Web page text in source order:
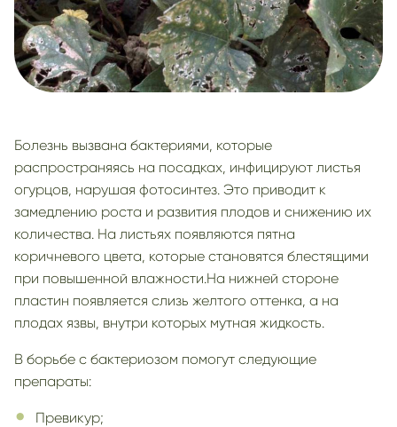
Болезнь вызвана бактериями, которые
распространяясь на посадках, инфицируют листья
огурцов, нарушая фотосинтез. Это приводит к
замедлению роста и развития плодов и снижению их
количества. На листьях появляются пятна
коричневого цвета, которые становятся блестящими
при повышенной влажности.На нижней стороне
пластин появляется слизь желтого оттенка, а на
плодах язвы, внутри которых мутная жидкость.
В борьбе с бактериозом помогут следующие
препараты:
Превикур;